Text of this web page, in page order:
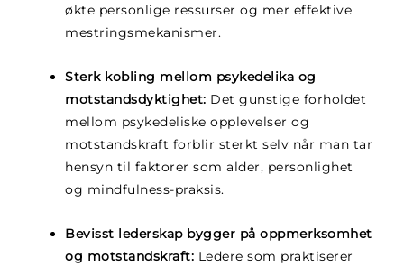
økte personlige ressurser og mer effektive
mestringsmekanismer.
Sterk kobling mellom psykedelika og
motstandsdyktighet: Det gunstige forholdet
mellom psykedeliske opplevelser og
motstandskraft forblir sterkt selv når man tar
hensyn til faktorer som alder, personlighet
og mindfulness-praksis.
Bevisst lederskap bygger på oppmerksomhet
og motstandskraft: Ledere som praktiserer